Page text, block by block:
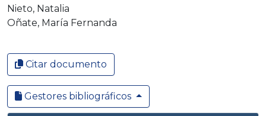
Nieto, Natalia
Oñate, María Fernanda
Citar documento
Gestores bibliográficos